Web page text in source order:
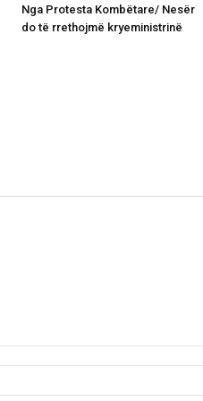
Nga Protesta Kombëtare/ Nesër
do të rrethojmë kryeministrinë